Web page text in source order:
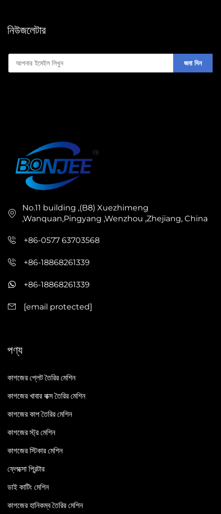
নিউজলেটার
জমা দিন
No.11 building ,(B8) Xuezhimeng
,Wanquan,Pingyang ,Wenzhou ,Zhejiang, China
+86-0577 63703568
+86-18868261339
+86-18868261339
[email protected]
পণ্য
কাগজের প্লেট তৈরির মেশিন
কাগজের খাবার বাক্স তৈরির মেশিন
কাগজের কাপ তৈরির মেশিন
কাগজের স্ট্র মেশিন
কাগজের স্টিকার মেশিন
ফ্লেক্সো প্রিন্টার
ডাই কাটিং মেশিন
কাগজের হানিকম্ব তৈরির মেশিন